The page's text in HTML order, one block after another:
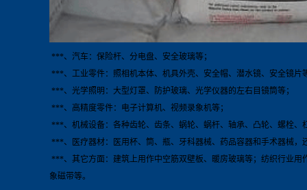
***、汽车：保险杆、分电盘、安全玻璃等；
***、工业零件：照相机本体、机具外壳、安全帽、潜水镜、安全镜片
***、光学照明：大型灯罩、防护玻璃、光学仪器的左右目镜筒等；
***、高精度零件：电子计算机、视频录象机等；
***、机械设备：各种齿轮、齿条、蜗轮、蜗杆、轴承、凸轮、螺栓
***、医疗器材：医用杯、筒、瓶、牙科器械、药品容器和手术器械，
***、其它方面：建筑上用作中空筋双壁板、暖房玻璃等；纺织行业
象磁带等。